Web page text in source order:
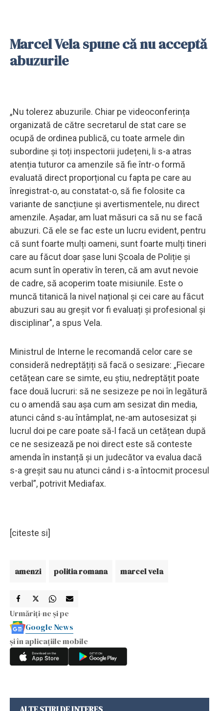
Marcel Vela spune că nu acceptă
abuzurile
„Nu tolerez abuzurile. Chiar pe videoconferința
organizată de către secretarul de stat care se
ocupă de ordinea publică, cu toate armele din
subordine și toți inspectorii județeni, li s-a atras
atenția tuturor ca amenzile să fie într-o formă
evaluată direct proporțional cu fapta pe care au
înregistrat-o, au constatat-o, să fie folosite ca
variante de sancțiune și avertismentele, nu direct
amenzile. Așadar, am luat măsuri ca să nu se facă
abuzuri. Că ele se fac este un lucru evident, pentru
că sunt foarte mulți oameni, sunt foarte mulți tineri
care au făcut doar șase luni Școala de Poliție și
acum sunt în operativ în teren, că am avut nevoie
de cadre, să acoperim toate misiunile. Este o
muncă titanică la nivel național și cei care au făcut
abuzuri sau au greșit vor fi evaluați și profesional și
disciplinar", a spus Vela.
Ministrul de Interne le recomandă celor care se
consideră nedreptățiți să facă o sesizare: „Fiecare
cetățean care se simte, eu știu, nedreptățit poate
face două lucruri: să ne sesizeze pe noi în legătură
cu o amendă sau așa cum am sesizat din media,
atunci când s-au întâmplat, ne-am autosesizat și
lucrul doi pe care poate să-l facă un cetățean după
ce ne sesizează pe noi direct este să conteste
amenda în instanță și un judecător va evalua dacă
s-a greșit sau nu atunci când i s-a întocmit procesul
verbal”, potrivit Mediafax.
[citeste si]
amenzi politia romana marcel vela
Urmăriți-ne și pe
Google News
și în aplicațiile mobile
ALTE ȘTIRI DE INTERES